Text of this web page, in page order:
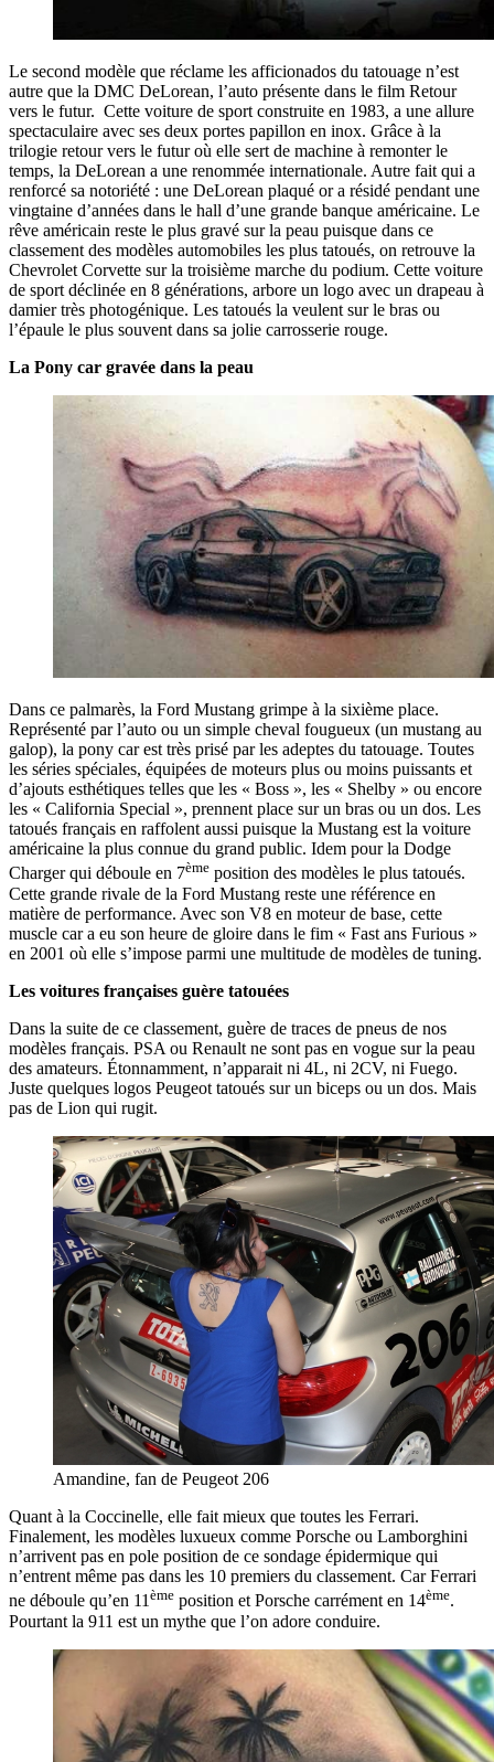
Le second modèle que réclame les afficionados du tatouage n’est
autre que la DMC DeLorean, l’auto présente dans le film Retour
vers le futur. Cette voiture de sport construite en 1983, a une allure
spectaculaire avec ses deux portes papillon en inox. Grâce à la
trilogie retour vers le futur où elle sert de machine à remonter le
temps, la DeLorean a une renommée internationale. Autre fait qui a
renforcé sa notoriété : une DeLorean plaqué or a résidé pendant une
vingtaine d’années dans le hall d’une grande banque américaine. Le
rêve américain reste le plus gravé sur la peau puisque dans ce
classement des modèles automobiles les plus tatoués, on retrouve la
Chevrolet Corvette sur la troisième marche du podium. Cette voiture
de sport déclinée en 8 générations, arbore un logo avec un drapeau à
damier très photogénique. Les tatoués la veulent sur le bras ou
l’épaule le plus souvent dans sa jolie carrosserie rouge.
La Pony car gravée dans la peau
Dans ce palmarès, la Ford Mustang grimpe à la sixième place.
Représenté par l’auto ou un simple cheval fougueux (un mustang au
galop), la pony car est très prisé par les adeptes du tatouage. Toutes
les séries spéciales, équipées de moteurs plus ou moins puissants et
d’ajouts esthétiques telles que les « Boss », les « Shelby » ou encore
les « California Special », prennent place sur un bras ou un dos. Les
tatoués français en raffolent aussi puisque la Mustang est la voiture
américaine la plus connue du grand public. Idem pour la Dodge
Charger qui déboule en 7ème position des modèles le plus tatoués.
Cette grande rivale de la Ford Mustang reste une référence en
matière de performance. Avec son V8 en moteur de base, cette
muscle car a eu son heure de gloire dans le fim « Fast ans Furious »
en 2001 où elle s’impose parmi une multitude de modèles de tuning.
Les voitures françaises guère tatouées
Dans la suite de ce classement, guère de traces de pneus de nos
modèles français. PSA ou Renault ne sont pas en vogue sur la peau
des amateurs. Étonnamment, n’apparait ni 4L, ni 2CV, ni Fuego.
Juste quelques logos Peugeot tatoués sur un biceps ou un dos. Mais
pas de Lion qui rugit.
Amandine, fan de Peugeot 206
Quant à la Coccinelle, elle fait mieux que toutes les Ferrari.
Finalement, les modèles luxueux comme Porsche ou Lamborghini
n’arrivent pas en pole position de ce sondage épidermique qui
n’entrent même pas dans les 10 premiers du classement. Car Ferrari
ne déboule qu’en 11ème position et Porsche carrément en 14ème.
Pourtant la 911 est un mythe que l’on adore conduire.